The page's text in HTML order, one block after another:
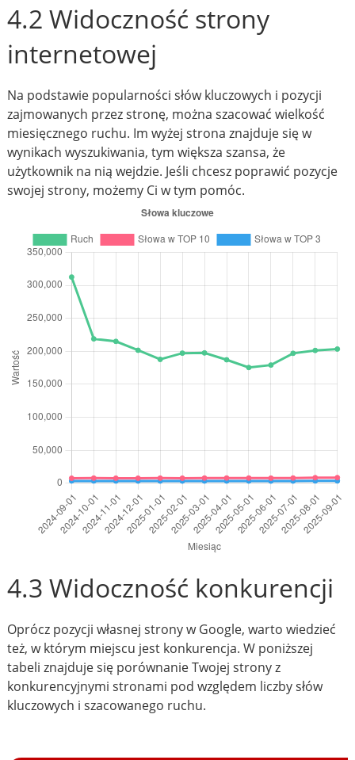
4.2 Widoczność strony
internetowej
Na podstawie popularności słów kluczowych i pozycji
zajmowanych przez stronę, można szacować wielkość
miesięcznego ruchu. Im wyżej strona znajduje się w
wynikach wyszukiwania, tym większa szansa, że
użytkownik na nią wejdzie. Jeśli chcesz poprawić pozycje
swojej strony, możemy Ci w tym pomóc.
4.3 Widoczność konkurencji
Oprócz pozycji własnej strony w Google, warto wiedzieć
też, w którym miejscu jest konkurencja. W poniższej
tabeli znajduje się porównanie Twojej strony z
konkurencyjnymi stronami pod względem liczby słów
kluczowych i szacowanego ruchu.